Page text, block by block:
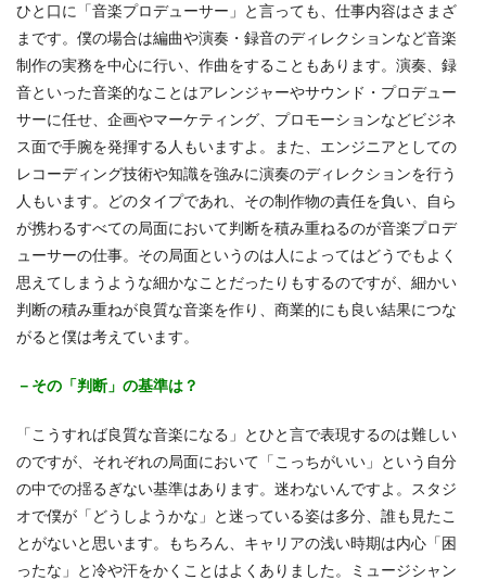
ひと口に「音楽プロデューサー」と言っても、仕事内容はさまざ
まです。僕の場合は編曲や演奏・録音のディレクションなど音楽
制作の実務を中心に行い、作曲をすることもあります。演奏、録
音といった音楽的なことはアレンジャーやサウンド・プロデュー
サーに任せ、企画やマーケティング、プロモーションなどビジネ
ス面で手腕を発揮する人もいますよ。また、エンジニアとしての
レコーディング技術や知識を強みに演奏のディレクションを行う
人もいます。どのタイプであれ、その制作物の責任を負い、自ら
が携わるすべての局面において判断を積み重ねるのが音楽プロデ
ューサーの仕事。その局面というのは人によってはどうでもよく
思えてしまうような細かなことだったりもするのですが、細かい
判断の積み重ねが良質な音楽を作り、商業的にも良い結果につな
がると僕は考えています。
－その「判断」の基準は？
「こうすれば良質な音楽になる」とひと言で表現するのは難しい
のですが、それぞれの局面において「こっちがいい」という自分
の中での揺るぎない基準はあります。迷わないんですよ。スタジ
オで僕が「どうしようかな」と迷っている姿は多分、誰も見たこ
とがないと思います。もちろん、キャリアの浅い時期は内心「困
ったな」と冷や汗をかくことはよくありました。ミュージシャン